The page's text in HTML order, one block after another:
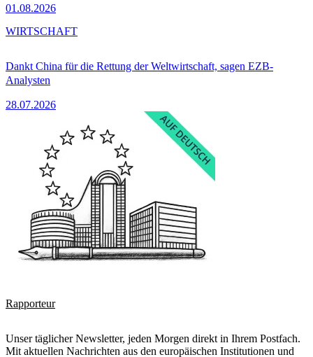
01.08.2026
Dankt China für die Rettung der Weltwirtschaft, sagen EZB-
Analysten
28.07.2026
WIRTSCHAFT
Rapporteur
Unser täglicher Newsletter, jeden Morgen direkt in Ihrem Postfach.
Mit aktuellen Nachrichten aus den europäischen Institutionen und